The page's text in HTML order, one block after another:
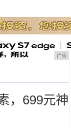
广告
，699元神